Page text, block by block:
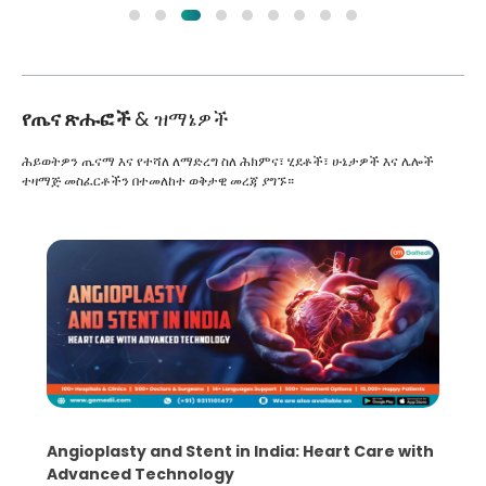
የጤና ጽሑፎች& ዝማኔዎች
ሕይወትዎን ጤናማ እና የተሻለ ለማድረግ ስለ ሕክምና፣ ሂደቶች፣ ሁኔታዎች እና ሌሎች
ተዛማጅ መስፈርቶችን በተመለከተ ወቅታዊ መረጃ ያግኙ።
5 Essential Steps for Effective Human Sperm
Collection and Processing Methods